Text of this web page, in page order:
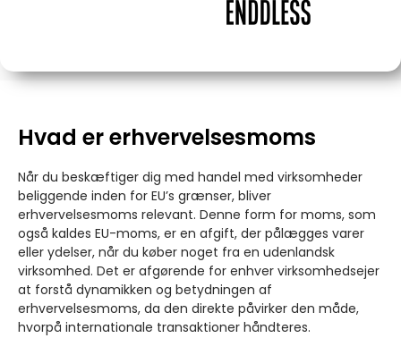
Hvad er erhvervelsesmoms
Når du beskæftiger dig med handel med virksomheder
beliggende inden for EU’s grænser, bliver
erhvervelsesmoms relevant. Denne form for moms, som
også kaldes EU-moms, er en afgift, der pålægges varer
eller ydelser, når du køber noget fra en udenlandsk
virksomhed. Det er afgørende for enhver virksomhedsejer
at forstå dynamikken og betydningen af
erhvervelsesmoms, da den direkte påvirker den måde,
hvorpå internationale transaktioner håndteres.